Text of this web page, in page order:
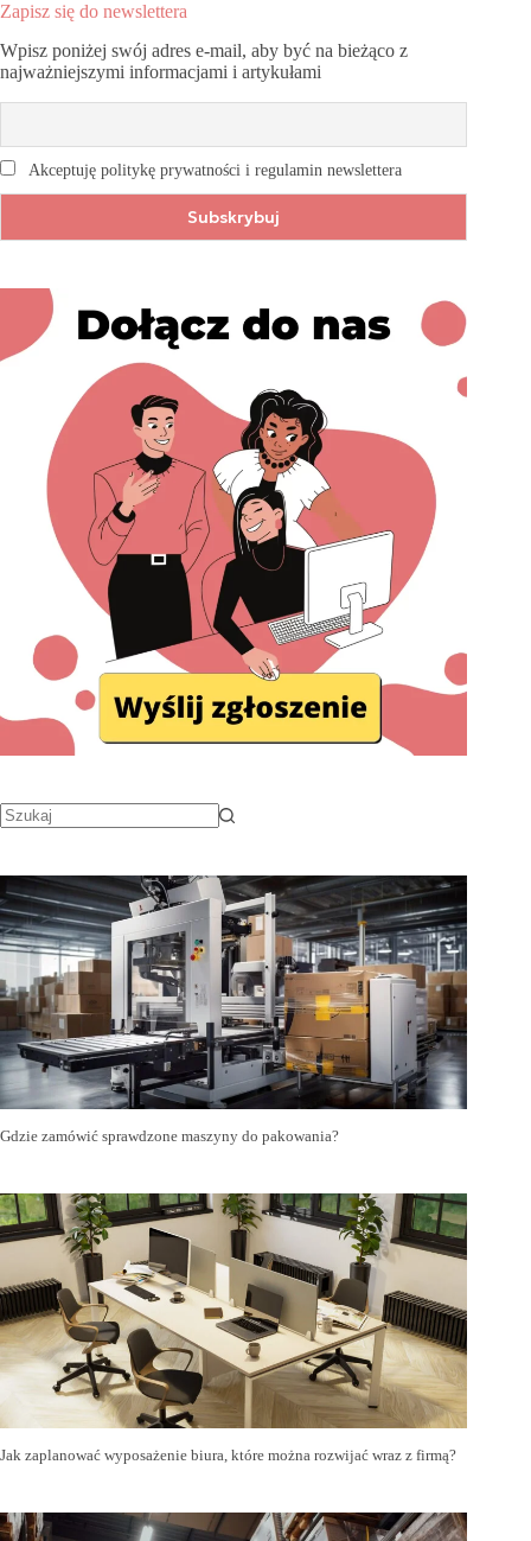
Zapisz się do newslettera
Wpisz poniżej swój adres e-mail, aby być na bieżąco z
najważniejszymi informacjami i artykułami
Akceptuję politykę prywatności i regulamin newslettera
Gdzie zamówić sprawdzone maszyny do pakowania?
Jak zaplanować wyposażenie biura, które można rozwijać wraz z firmą?